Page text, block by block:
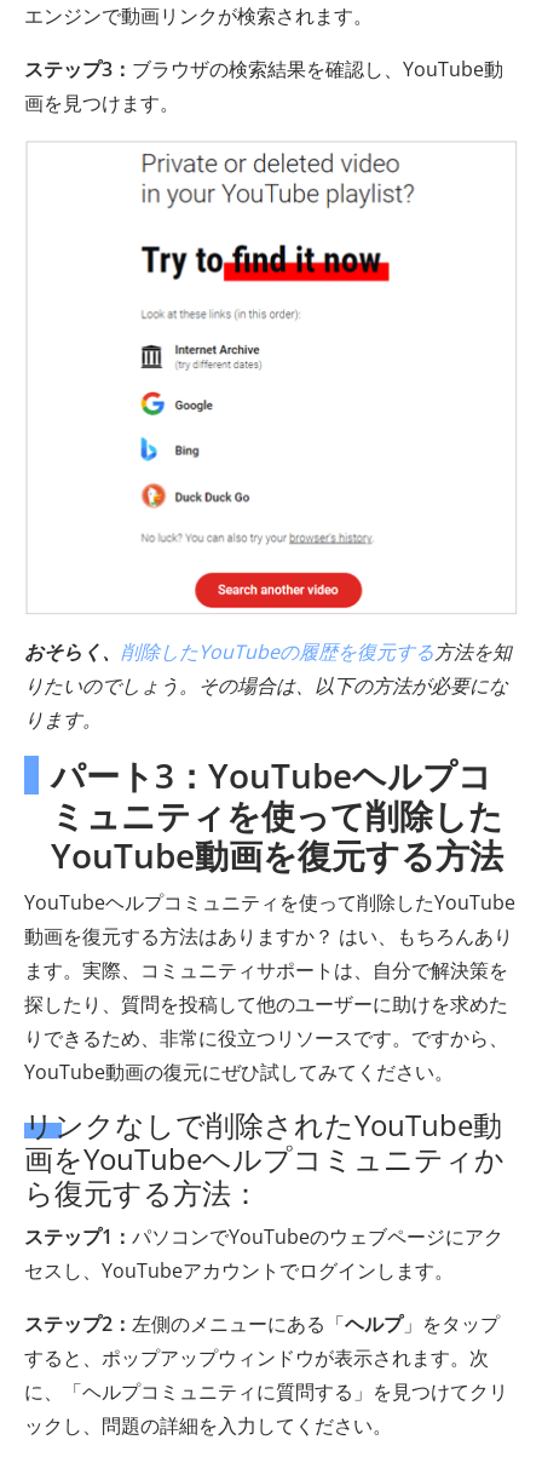
エンジンで動画リンクが検索されます。
ステップ3： ブラウザの検索結果を確認し、YouTube動
画を見つけます。
おそらく、 削除したYouTubeの履歴を復元する方法を知
りたいのでしょう。その場合は、以下の方法が必要にな
ります。
パート3：YouTubeヘルプコ
ミュニティを使って削除した
YouTube動画を復元する方法
YouTubeヘルプコミュニティを使って削除したYouTube
動画を復元する方法はありますか？ はい、もちろんあり
ます。実際、コミュニティサポートは、自分で解決策を
探したり、質問を投稿して他のユーザーに助けを求めた
りできるため、非常に役立つリソースです。ですから、
YouTube動画の復元にぜひ試してみてください。
リンクなしで削除されたYouTube動
画をYouTubeヘルプコミュニティか
ら復元する方法：
ステップ1： パソコンでYouTubeのウェブページにアク
セスし、YouTubeアカウントでログインします。
ステップ2： 左側のメニューにある「ヘルプ」をタップ
すると、ポップアップウィンドウが表示されます。次
に、「ヘルプコミュニティに質問する」を見つけてクリ
ックし、問題の詳細を入力してください。